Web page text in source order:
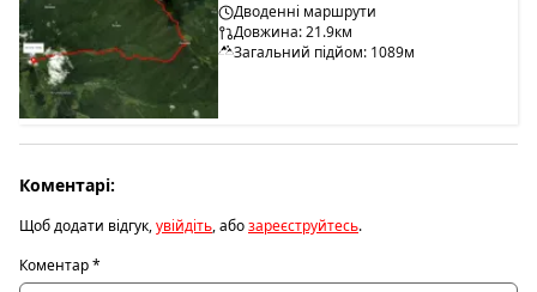
Дводенні маршрути
Довжина: 21.9км
Загальний підйом: 1089м
Коментарі:
Щоб додати відгук,увійдіть, абозареєструйтесь.
Коментар*